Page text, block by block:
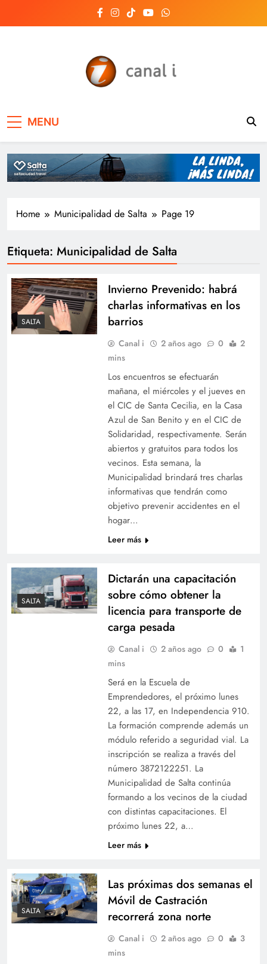
Salta, Argentina y el
mundo, las 24 horas
del día
MENU
Home Municipalidad de Salta Page 19
Etiqueta: Municipalidad de Salta
SALTA
Invierno Prevenido: habrá
charlas informativas en los
barrios
Canal i 2 años ago 0
2
mins
Los encuentros se efectuarán
mañana, el miércoles y el jueves en
el CIC de Santa Cecilia, en la Casa
Azul de San Benito y en el CIC de
Solidaridad, respectivamente. Serán
abiertos y gratuitos para todos los
vecinos. Esta semana, la
Municipalidad brindará tres charlas
informativas que tendrán como
objetivo prevenir accidentes en el
hogar…
Leer más
SALTA
Dictarán una capacitación
sobre cómo obtener la
licencia para transporte de
carga pesada
Canal i 2 años ago 0
1
mins
Será en la Escuela de
Emprendedores, el próximo lunes
22, a las 17, en Independencia 910.
La formación comprende además un
módulo referido a seguridad vial. La
inscripción se realiza a través del
número 3872122251. La
Municipalidad de Salta continúa
formando a los vecinos de la ciudad
con distintas capacitaciones. El
próximo lunes 22, a…
Leer más
SALTA
Las próximas dos semanas el
Móvil de Castración
recorrerá zona norte
Canal i 2 años ago 0
3
mins